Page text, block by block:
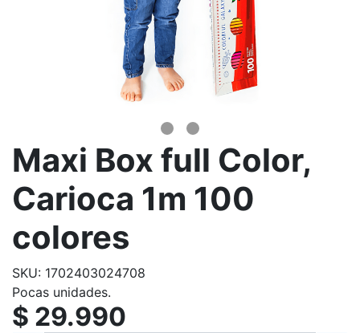
Maxi Box full Color,
Carioca 1m 100
colores
SKU: 1702403024708
Pocas unidades.
$ 29.990